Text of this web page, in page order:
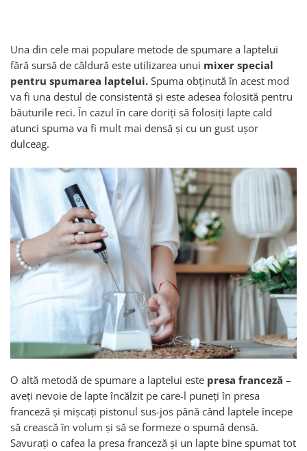
Una din cele mai populare metode de spumare a laptelui
fără sursă de căldură este utilizarea unui mixer special
pentru spumarea laptelui. Spuma obținută în acest mod
va fi una destul de consistentă și este adesea folosită pentru
băuturile reci. În cazul în care doriți să folosiți lapte cald
atunci spuma va fi mult mai densă și cu un gust ușor
dulceag.
O altă metodă de spumare a laptelui este presa franceză –
aveți nevoie de lapte încălzit pe care-l puneți în presa
franceză și mișcați pistonul sus-jos până când laptele începe
să crească în volum și să se formeze o spumă densă.
Savurați o cafea la presa franceză și un lapte bine spumat tot